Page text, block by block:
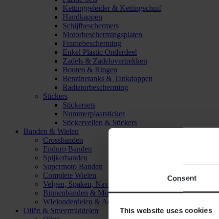
Consent
This website uses cookies
Kettinggeleider & Kettingschuif
Handkappen
Schijfbeschermers
Motorbeschermingsplaten
Framebescherming
Enkel Plastic Onderdeel
Zadels & Zadelovertrekken
Bouten & Ringen
Benzinetanks & Tankdoppen
Radiatorbescherming
Stickers
Stickersets
Nummerplaatsticker
Stickervellen & Stickers
Banden & Wielen
Crossbanden
Enduro Banden
Spijkerbanden
Supermoto Banden
Complete Wielen
Velgen, Spaken, Naven & Lagers
Binnenbanden & Mousses
WIelonderdelen & Accessoires
Oliën & Smeermiddelen